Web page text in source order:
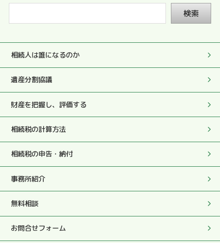
初っ端と最後にも税務署への対応もして頂き大変助かりま
2025.05.27
実際のお手続きやこちらの質問や要望にも迅速にていねい
にご対応頂き、本当に心から感謝しております。
2025.05.27
私の突然の訪問時もこころよく対応いただき感謝しており
ます。
今後ともよろしくお願い致します。
相続人は誰になるのか
遺産分割協議
財産を把握し、評価する
相続税の計算方法
相続税の申告・納付
事務所紹介
無料相談
お問合せフォーム
検索